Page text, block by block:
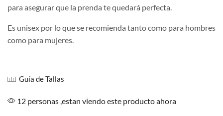
para asegurar que la prenda te quedará perfecta.
Es unisex por lo que se recomienda tanto como para hombres
como para mujeres.
Guía de Tallas
12 personas ,estan viendo este producto ahora